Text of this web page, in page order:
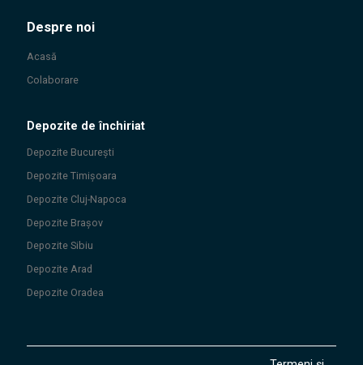
Despre noi
Acasă
Colaborare
Depozite de închiriat
Depozite București
Depozite Timișoara
Depozite Cluj-Napoca
Depozite Brașov
Depozite Sibiu
Depozite Arad
Depozite Oradea